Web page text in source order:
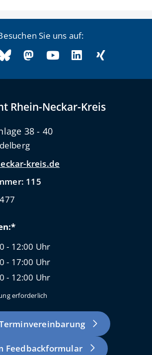
Sie uns auf:
Rhein-Neckar-Kreis
38 - 40
kreis.de
115
- 12:00 Uhr
- 17:00 Uhr
- 12:00 Uhr
erforderlich
Feedbackformular